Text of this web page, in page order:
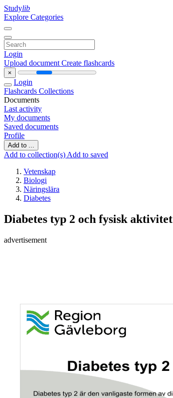
Studylib
Explore Categories
Login
Upload document Create flashcards
×
Login
Flashcards Collections
Documents
Last activity
My documents
Saved documents
Profile
Add to ...
Add to collection(s) Add to saved
Vetenskap
Biologi
Näringslära
Diabetes
Diabetes typ 2 och fysisk aktivitet
advertisement